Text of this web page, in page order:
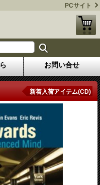
PCサイト
お問い合せ
新着入荷アイテム(CD)